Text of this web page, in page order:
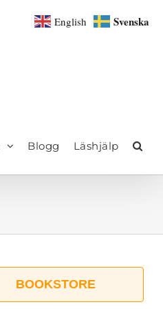
Blogg Läshjälp
BOOKSTORE
English Svenska